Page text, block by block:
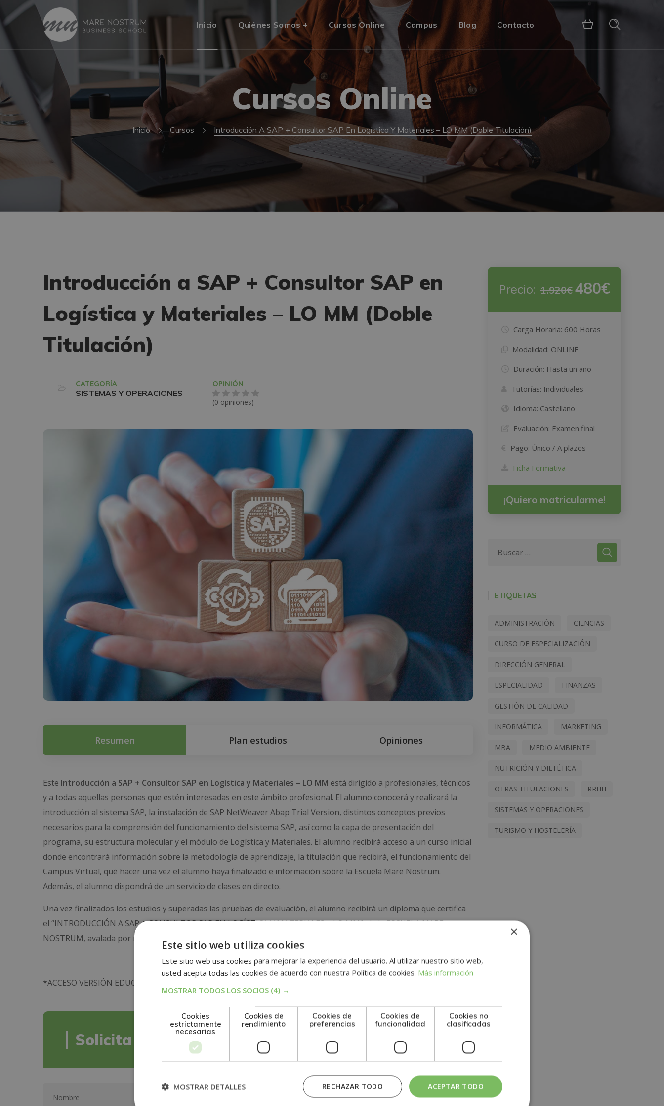
Inicio Quiénes Somos Cursos Online Campus Blog Contacto
Cursos Online
Inicio Cursos Introducción A SAP + Consultor SAP En Logística Y Materiales – LO MM (Doble Titulación)
Introducción a SAP + Consultor SAP en
Logística y Materiales – LO MM (Doble
Titulación)
CATEGORÍA
SISTEMAS Y OPERACIONES
OPINIÓN
(0 opiniones)
Resumen Plan estudios Opiniones
Este Introducción a SAP + Consultor SAP en Logística y Materiales – LO MM está dirigido a profesionales, técnicos
y a todas aquellas personas que estén interesadas en este ámbito profesional. El alumno conocerá y realizará la
introducción al sistema SAP, la instalación de SAP NetWeaver Abap Trial Version, distintos conceptos previos
necesarios para la comprensión del funcionamiento del sistema SAP, así como la capa de presentación del
programa, su estructura molecular y el módulo de Logística y Materiales. El alumno recibirá acceso a un curso inicial
donde encontrará información sobre la metodología de aprendizaje, la titulación que recibirá, el funcionamiento del
Campus Virtual, qué hacer una vez el alumno haya finalizado e información sobre la Escuela Mare Nostrum.
Además, el alumno dispondrá de un servicio de clases en directo.
Una vez finalizados los estudios y superadas las pruebas de evaluación, el alumno recibirá un diploma que certifica
el “INTRODUCCIÓN A SAP + CONSULTOR SAP EN LOGÍSTICA Y MATERIALES – LO MM”, de la ESCUELA MARE
NOSTRUM, avalada por nuestra condición de socios de la AEEN, asociación española de escuelas de negocios.
*ACCESO VERSIÓN EDUCATIVA SAP IDES
Solicita información
Precio: 1.920€ 480€
Carga Horaria: 600 Horas
Modalidad: ONLINE
Duración: Hasta un año
Tutorías: Individuales
Idioma: Castellano
Evaluación: Examen final
Pago: Único / A plazos
Ficha Formativa
¡Quiero matricularme!
ETIQUETAS
ADMINISTRACIÓN CIENCIAS
CURSO DE ESPECIALIZACIÓN
DIRECCIÓN GENERAL
ESPECIALIDAD FINANZAS
GESTIÓN DE CALIDAD
INFORMÁTICA MARKETING
MBA MEDIO AMBIENTE
NUTRICIÓN Y DIETÉTICA
OTRAS TITULACIONES RRHH
SISTEMAS Y OPERACIONES
TURISMO Y HOSTELERÍA
×
Este sitio web utiliza cookies
Este sitio web usa cookies para mejorar la experiencia del usuario. Al utilizar nuestro sitio web,
usted acepta todas las cookies de acuerdo con nuestra Política de cookies. Más información
MOSTRAR TODOS LOS SOCIOS (4) →
Cookies
estrictamente
necesarias
Cookies de
rendimiento
Cookies de
preferencias
Cookies de
funcionalidad
Cookies no
clasificadas
ACEPTAR TODO
RECHAZAR TODO
MOSTRAR DETALLES